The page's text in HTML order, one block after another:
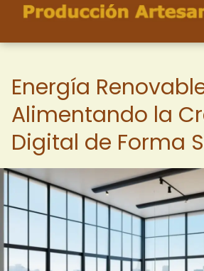
Energía
Alimentando la
Digital de Forma